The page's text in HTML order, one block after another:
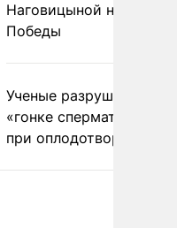
Наговицыной на пике
Победы
Ученые разрушили миф
«гонке
при оплодотворении